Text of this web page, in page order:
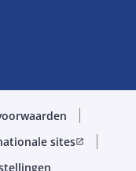
sitesopen_in_new